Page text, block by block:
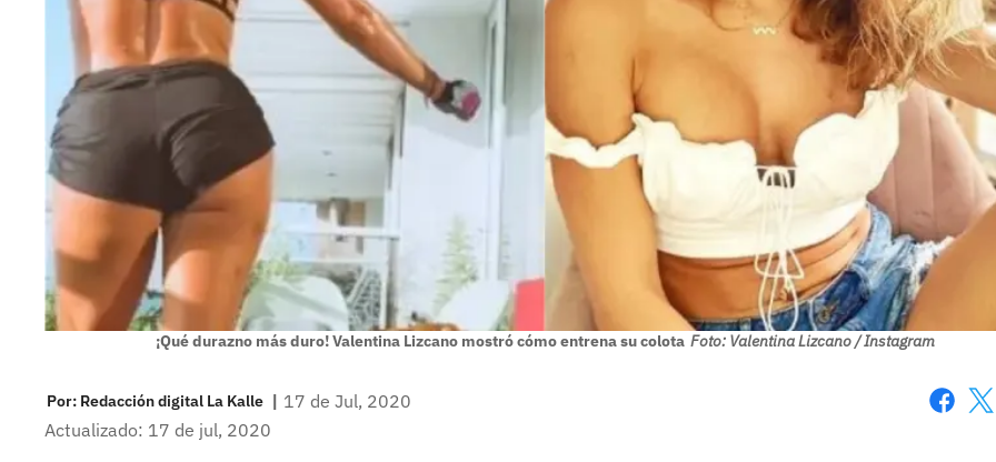
¡Qué durazno más duro! Valentina Lizcano mostró cómo entrena su colota Foto: Valentina Lizcano / Instagram
Por: Redacción digital La Kalle | 17 de Jul, 2020
Actualizado: 17 de jul, 2020